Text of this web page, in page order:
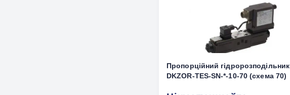
Пропорційний гідророзподільник
DKZOR-TES-SN-*-10-70 (схема 70)